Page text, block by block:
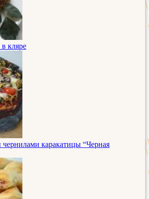
кляре
каракатицы “Черная